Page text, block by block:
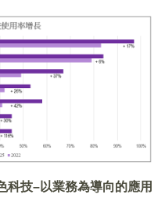
科技–以業務為導向的應用